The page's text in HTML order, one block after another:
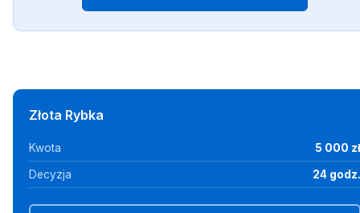
Złota Rybka
Kwota 5 000 zł
Decyzja 24 godz.